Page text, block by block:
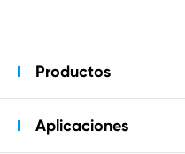
Productos
Aplicaciones